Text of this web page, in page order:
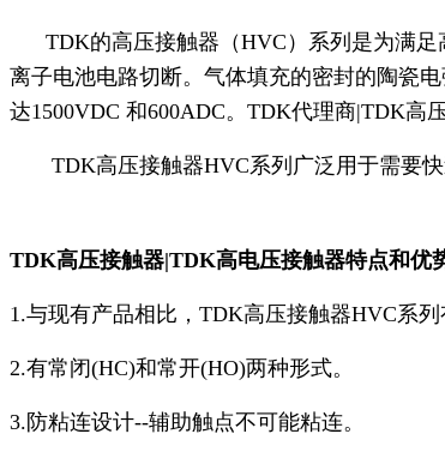
TDK的高压接触器（HVC）系列是为满足
离子电池电路切断。气体填充的密封的陶瓷
达1500VDC 和600ADC。TDK代理商|TDK高
TDK高压接触器HVC系列广泛用于需要快
TDK高压接触器|TDK高电压接触器特点和优
1.与现有产品相比，TDK高压接触器HVC系
2.有常闭(HC)和常开(HO)两种形式。
3.防粘连设计--辅助触点不可能粘连。